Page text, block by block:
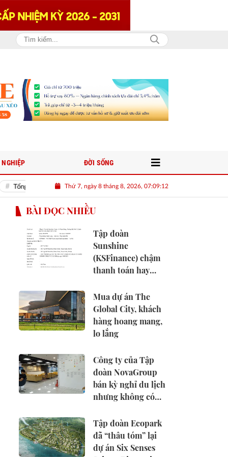
nước Tô Lâm: Phải xây dựng thị trường lao động hiện đại, minh bạch, linh
Thứ 7, ngày 8 tháng 8, 2026, 07:09:14
ĐỜI SỐNG
BÀI ĐỌC NHIỀU
Tập đoàn
Sunshine
(KSFinance) chậm
thanh toán hay
năng thanh toán?
Mua dự án The
Global City, khách
hàng hoang mang,
lo lắng
Công ty của Tập
đoàn NovaGroup
bán kỳ nghỉ du lịch
nhưng không có
Tập đoàn Ecopark
đã “thâu tóm” lại
dự án Six Senses